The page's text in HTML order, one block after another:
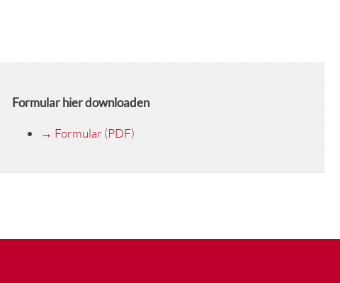
Formular hier downloaden
→ Formular (PDF)